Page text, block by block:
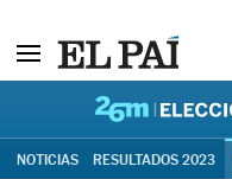
NOTICIAS RESULTADOS 2023